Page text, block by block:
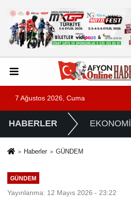
7 Ağustos 2026, Cuma
HABERLER EKONOMİ
Haberler GÜNDEM
GÜNDEM
Yayınlanma: 12 Mayıs 2026 - 23:22